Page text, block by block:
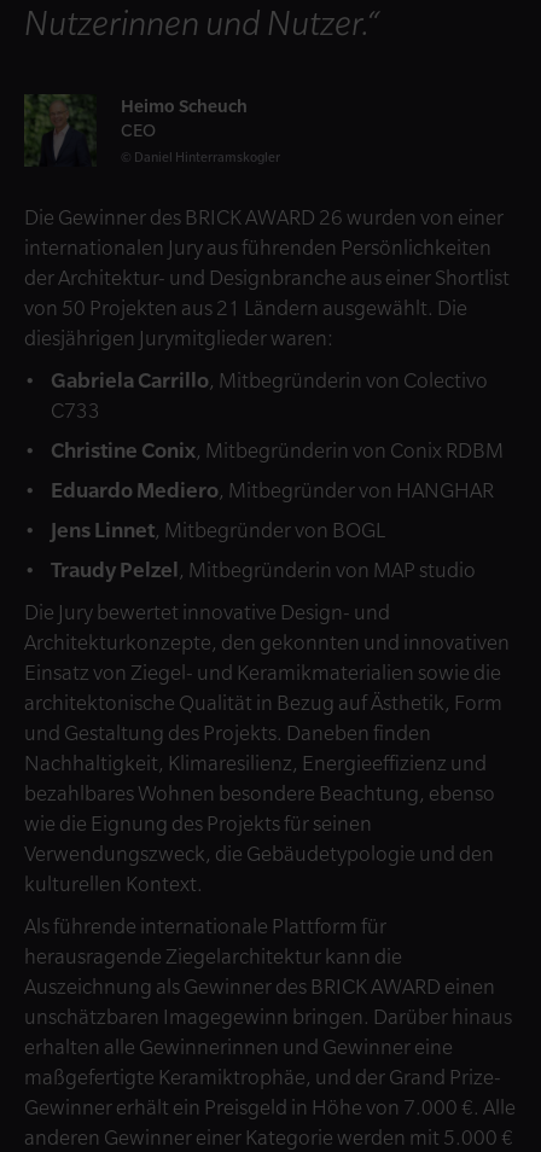
Nutzerinnen und Nutzer.“
Heimo Scheuch
CEO
Daniel Hinterramskogler
Die Gewinner des BRICK AWARD 26 wurden von einer
internationalen Jury aus führenden Persönlichkeiten
der Architektur- und Designbranche aus einer Shortlist
von 50 Projekten aus 21 Ländern ausgewählt. Die
diesjährigen Jurymitglieder waren:
Gabriela Carrillo, Mitbegründerin von Colectivo
C733
Christine Conix, Mitbegründerin von Conix RDBM
Eduardo Mediero, Mitbegründer von HANGHAR
Jens Linnet, Mitbegründer von BOGL
Traudy Pelzel , Mitbegründerin von MAP studio
Die Jury bewertet innovative Design- und
Architekturkonzepte, den gekonnten und innovativen
Einsatz von Ziegel- und Keramikmaterialien sowie die
architektonische Qualität in Bezug auf Ästhetik, Form
und Gestaltung des Projekts. Daneben finden
Nachhaltigkeit, Klimaresilienz, Energieeffizienz und
bezahlbares Wohnen besondere Beachtung, ebenso
wie die Eignung des Projekts für seinen
Verwendungszweck, die Gebäudetypologie und den
kulturellen Kontext.
Als führende internationale Plattform für
herausragende Ziegelarchitektur kann die
Auszeichnung als Gewinner des BRICK AWARD einen
unschätzbaren Imagegewinn bringen. Darüber hinaus
erhalten alle Gewinnerinnen und Gewinner eine
maßgefertigte Keramiktrophäe, und der Grand Prize-
Gewinner erhält ein Preisgeld in Höhe von 7.000 €. Alle
anderen Gewinner einer Kategorie werden mit 5.000 €